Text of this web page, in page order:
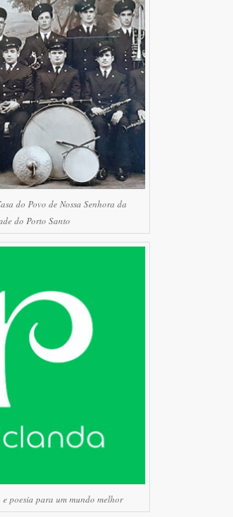
do Povo de Nossa Senhora da
do Porto Santo
poesia para um mundo melhor